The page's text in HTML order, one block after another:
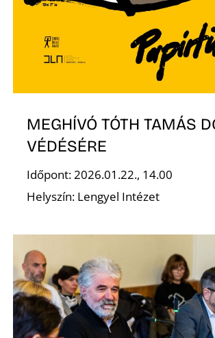
MEGHÍVÓ TÓTH TAMÁS
VÉDÉSÉRE
Időpont: 2026.01.22., 14.00
Helyszín: Lengyel Intézet